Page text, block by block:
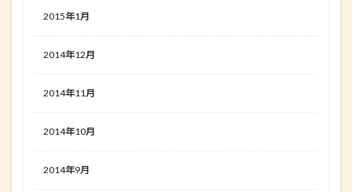
2015年1月
2014年12月
2014年11月
2014年10月
2014年9月